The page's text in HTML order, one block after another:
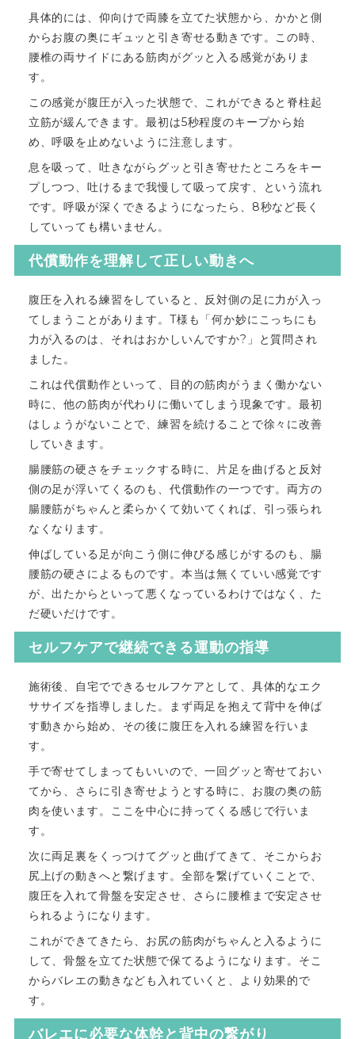
具体的には、仰向けで両膝を立てた状態から、かかと側
からお腹の奥にギュッと引き寄せる動きです。この時、
腰椎の両サイドにある筋肉がグッと入る感覚がありま
す。
この感覚が腹圧が入った状態で、これができると脊柱起
立筋が緩んできます。最初は5秒程度のキープから始
め、呼吸を止めないように注意します。
息を吸って、吐きながらグッと引き寄せたところをキー
プしつつ、吐けるまで我慢して吸って戻す、という流れ
です。呼吸が深くできるようになったら、8秒など長く
していっても構いません。
代償動作を理解して正しい動きへ
腹圧を入れる練習をしていると、反対側の足に力が入っ
てしまうことがあります。T様も「何か妙にこっちにも
力が入るのは、それはおかしいんですか?」と質問され
ました。
これは代償動作といって、目的の筋肉がうまく働かない
時に、他の筋肉が代わりに働いてしまう現象です。最初
はしょうがないことで、練習を続けることで徐々に改善
していきます。
腸腰筋の硬さをチェックする時に、片足を曲げると反対
側の足が浮いてくるのも、代償動作の一つです。両方の
腸腰筋がちゃんと柔らかくて効いてくれば、引っ張られ
なくなります。
伸ばしている足が向こう側に伸びる感じがするのも、腸
腰筋の硬さによるものです。本当は無くていい感覚です
が、出たからといって悪くなっているわけではなく、た
だ硬いだけです。
セルフケアで継続できる運動の指導
施術後、自宅でできるセルフケアとして、具体的なエク
ササイズを指導しました。まず両足を抱えて背中を伸ば
す動きから始め、その後に腹圧を入れる練習を行いま
す。
手で寄せてしまってもいいので、一回グッと寄せておい
てから、さらに引き寄せようとする時に、お腹の奥の筋
肉を使います。ここを中心に持ってくる感じで行いま
す。
次に両足裏をくっつけてグッと曲げてきて、そこからお
尻上げの動きへと繋げます。全部を繋げていくことで、
腹圧を入れて骨盤を安定させ、さらに腰椎まで安定させ
られるようになります。
これができてきたら、お尻の筋肉がちゃんと入るように
して、骨盤を立てた状態で保てるようになります。そこ
からバレエの動きなども入れていくと、より効果的で
す。
バレエに必要な体幹と背中の繋がり